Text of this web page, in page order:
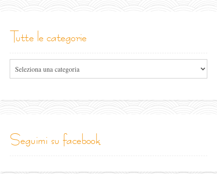
tutte le categorie
seguimi su facebook